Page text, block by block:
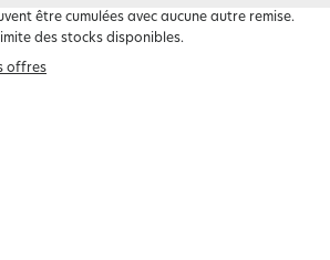
être cumulées avec aucune autre remise.
des stocks disponibles.
offres